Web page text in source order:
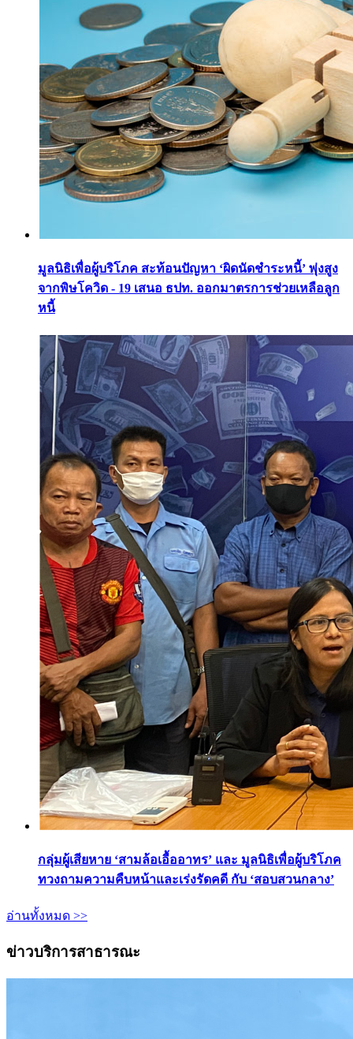
มูลนิธิเพื่อผู้บริโภค สะท้อนปัญหา ‘ผิดนัดชำระหนี้’ พุ่งสูง
จากพิษโควิด - 19 เสนอ ธปท. ออกมาตรการช่วยเหลือลูก
หนี้
กลุ่มผู้เสียหาย ‘สามล้อเอื้ออาทร’ และ มูลนิธิเพื่อผู้บริโภค
ทวงถามความคืบหน้าและเร่งรัดคดี กับ ‘สอบสวนกลาง’
อ่านทั้งหมด >>
ข่าวบริการสาธารณะ